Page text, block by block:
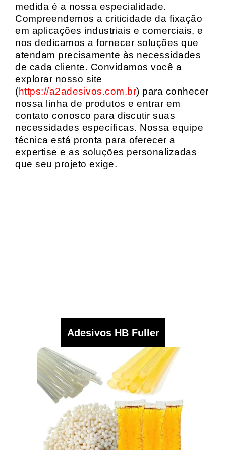
medida é a nossa especialidade.
Compreendemos a criticidade da fixação
em aplicações industriais e comerciais, e
nos dedicamos a fornecer soluções que
atendam precisamente às necessidades
de cada cliente. Convidamos você a
explorar nosso site
(https://a2adesivos.com.br) para conhecer
nossa linha de produtos e entrar em
contato conosco para discutir suas
necessidades específicas. Nossa equipe
técnica está pronta para oferecer a
expertise e as soluções personalizadas
que seu projeto exige.
Adesivos HB Fuller